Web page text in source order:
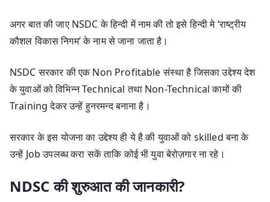
अगर बात की जाए NSDC के हिन्दी में नाम की तो इसे हिन्दी मे ‘राष्ट्रीय
कौशल विकास निगम’ के नाम से जाना जाता है।
NSDC सरकार की एक Non Profitable संस्था है जिसका उद्देश्य देश
के युवाओं को विभिन्न Technical तथा Non-Technical कामों की
Training देकर उन्हें हुनरमन्द बनाना है।
सरकार के इस योजना का उद्देश्य ही ये है की युवाओं को skilled बना के
उन्हें Job उपलब्ध करा सकें ताकि कोई भी युवा बेरोज़गार ना रहे।
NDSC की शुरुआत की जानकारी?